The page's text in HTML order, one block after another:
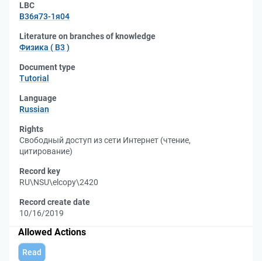
LBC
В36я73-1я04
Literature on branches of knowledge
Физика ( В3 )
Document type
Tutorial
Language
Russian
Rights
Свободный доступ из сети Интернет (чтение,
цитирование)
Record key
RU\NSU\elcopy\2420
Record create date
10/16/2019
Allowed Actions
Read